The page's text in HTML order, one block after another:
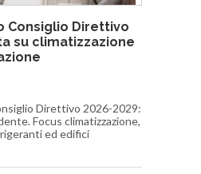
Consiglio Direttivo
su climatizzazione
Direttivo 2026-2029:
Focus climatizzazione,
ed edifici